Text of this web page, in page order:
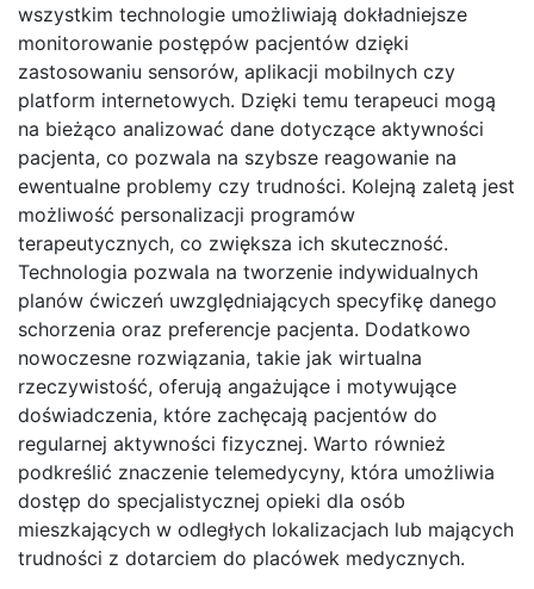
wszystkim technologie umożliwiają dokładniejsze
monitorowanie postępów pacjentów dzięki
zastosowaniu sensorów, aplikacji mobilnych czy
platform internetowych. Dzięki temu terapeuci mogą
na bieżąco analizować dane dotyczące aktywności
pacjenta, co pozwala na szybsze reagowanie na
ewentualne problemy czy trudności. Kolejną zaletą jest
możliwość personalizacji programów
terapeutycznych, co zwiększa ich skuteczność.
Technologia pozwala na tworzenie indywidualnych
planów ćwiczeń uwzględniających specyfikę danego
schorzenia oraz preferencje pacjenta. Dodatkowo
nowoczesne rozwiązania, takie jak wirtualna
rzeczywistość, oferują angażujące i motywujące
doświadczenia, które zachęcają pacjentów do
regularnej aktywności fizycznej. Warto również
podkreślić znaczenie telemedycyny, która umożliwia
dostęp do specjalistycznej opieki dla osób
mieszkających w odległych lokalizacjach lub mających
trudności z dotarciem do placówek medycznych.